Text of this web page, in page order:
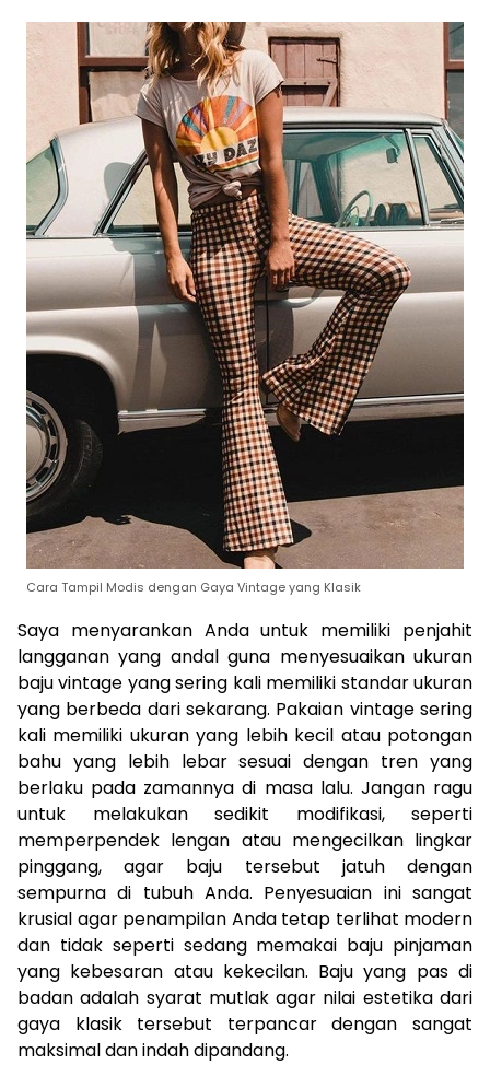
Cara Tampil Modis dengan Gaya Vintage yang Klasik
Saya menyarankan Anda untuk memiliki penjahit
langganan yang andal guna menyesuaikan ukuran
baju vintage yang sering kali memiliki standar ukuran
yang berbeda dari sekarang. Pakaian vintage sering
kali memiliki ukuran yang lebih kecil atau potongan
bahu yang lebih lebar sesuai dengan tren yang
berlaku pada zamannya di masa lalu. Jangan ragu
untuk melakukan sedikit modifikasi, seperti
memperpendek lengan atau mengecilkan lingkar
pinggang, agar baju tersebut jatuh dengan
sempurna di tubuh Anda. Penyesuaian ini sangat
krusial agar penampilan Anda tetap terlihat modern
dan tidak seperti sedang memakai baju pinjaman
yang kebesaran atau kekecilan. Baju yang pas di
badan adalah syarat mutlak agar nilai estetika dari
gaya klasik tersebut terpancar dengan sangat
maksimal dan indah dipandang.